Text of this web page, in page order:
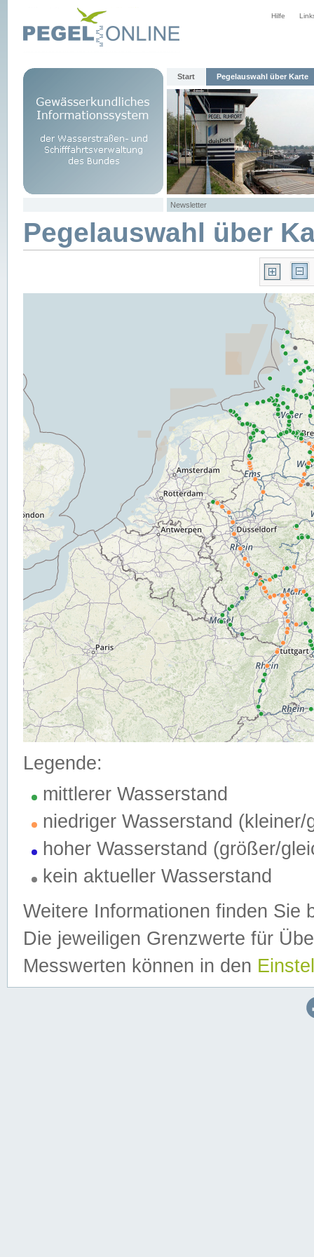
Hilfe
Start Pegelauswahl über Karte
Newsletter
Pegelauswahl über
Legende:
mittlerer Wasserstand
niedriger Wasserstand (kleiner/
hoher Wasserstand (größer/
kein aktueller Wasserstand
Weitere Informationen finden Sie
Die jeweiligen Grenzwerte für
Messwerten können in den